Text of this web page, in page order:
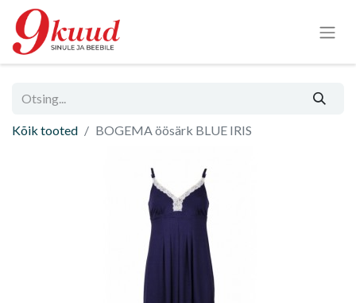
Kõik tooted BOGEMA öösärk BLUE IRIS